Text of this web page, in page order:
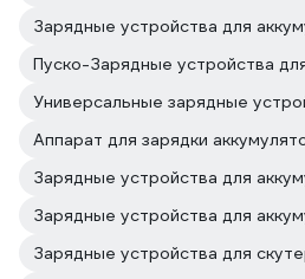
Пуско-Зарядные устройства
Аппарат для зарядки
Зарядные устройства для
Зарядные устройства для
Зарядные устройства для